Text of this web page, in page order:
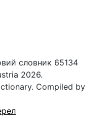
словник 65134
2026.
Compiled by